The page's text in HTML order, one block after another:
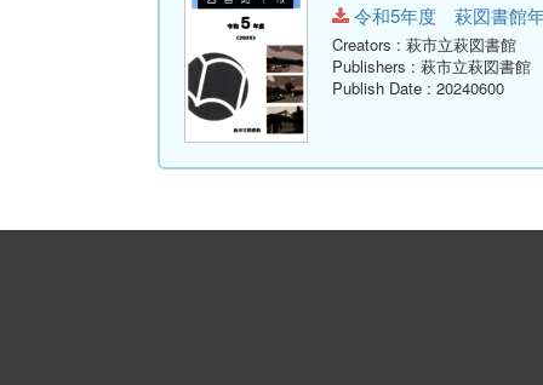
令和5年度 萩図書館
Creators : 萩市立萩図書館
Publishers : 萩市立萩図書館
Publish Date : 20240600